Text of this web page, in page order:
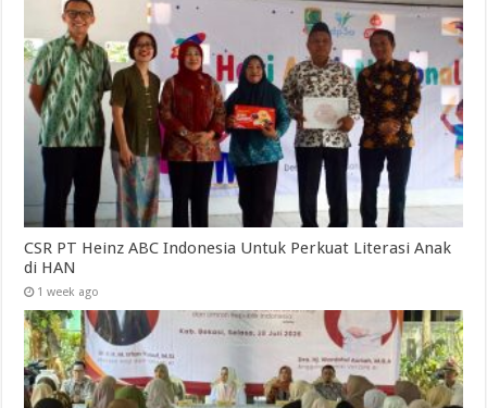
CSR PT Heinz ABC Indonesia Untuk Perkuat Literasi Anak
di HAN
1 week ago